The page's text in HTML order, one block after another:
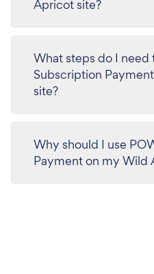
Apricot site?
What steps do I
Subscription
site?
Why should I use
Payment on my Wild